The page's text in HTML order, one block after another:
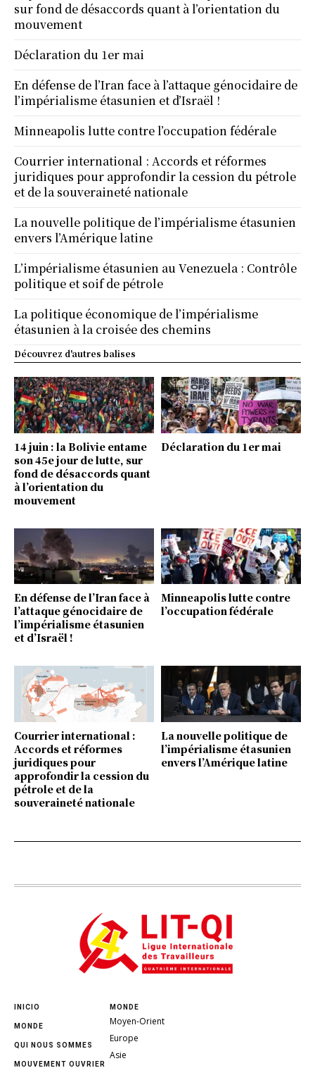
Découvrez d'autres balises
14 juin : la Bolivie entame
son 45e jour de lutte, sur
fond de désaccords quant
à l’orientation du
mouvement
Déclaration du 1er mai
En défense de l’Iran face à
l’attaque génocidaire de
l’impérialisme étasunien
et d’Israël !
Minneapolis lutte contre
l’occupation fédérale
Courrier international :
Accords et réformes
juridiques pour
approfondir la cession du
pétrole et de la
souveraineté nationale
La nouvelle politique de
l’impérialisme étasunien
envers l’Amérique latine
sur fond de désaccords quant à l’orientation du
mouvement
Déclaration du 1er mai
En défense de l’Iran face à l’attaque génocidaire de
l’impérialisme étasunien et d’Israël !
Minneapolis lutte contre l’occupation fédérale
Courrier international : Accords et réformes
juridiques pour approfondir la cession du pétrole
et de la souveraineté nationale
La nouvelle politique de l’impérialisme étasunien
envers l’Amérique latine
L’impérialisme étasunien au Venezuela : Contrôle
politique et soif de pétrole
La politique économique de l’impérialisme
étasunien à la croisée des chemins
INICIO
MONDE
QUI NOUS SOMMES
MOUVEMENT OUVRIER
MONDE
Moyen-Orient
Europe
Asie